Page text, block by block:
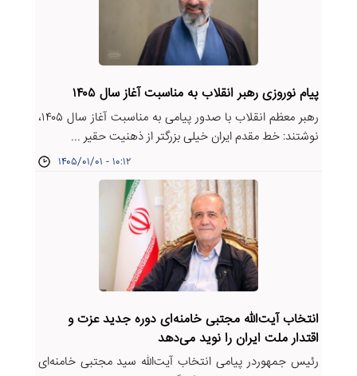
پیام نوروزی رهبر انقلاب به مناسبت آغاز سال ۱۴۰۵
رهبر معظم انقلاب با صدور پیامی به مناسبت آغاز سال ۱۴۰۵،
نوشتند: خط مقدم ایران خیلی بزرگتر از ذهنیت حقیر ...
۱۴۰۵/۰۱/۰۱ - ۱۰:۱۲
انتخاب آیت‌الله مجتبی خامنه‌ای دوره جدید عزت و
اقتدار ملت ایران را نوید می‌دهد
رئیس جمهوردر پیامی انتخاب آیت‌الله سید مجتبی خامنه‌ای